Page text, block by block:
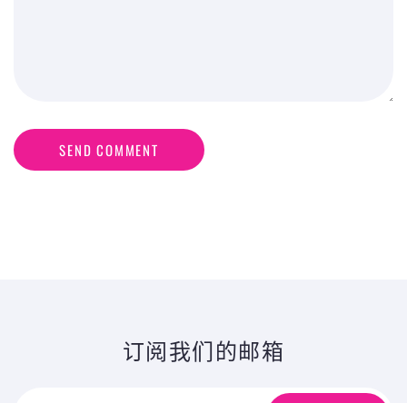
SEND COMMENT
订阅我们的邮箱